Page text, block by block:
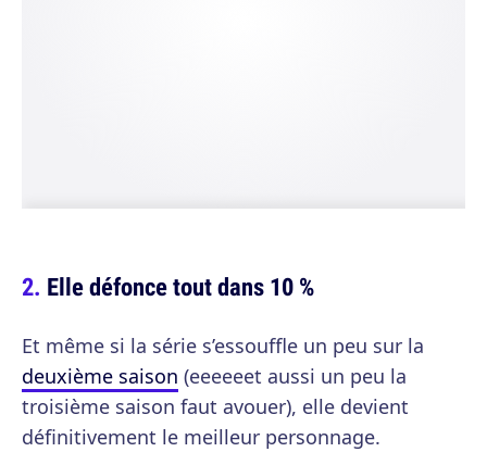
Elle défonce tout dans 10 %
Et même si la série s’essouffle un peu sur la
deuxième saison (eeeeeet aussi un peu la
troisième saison faut avouer), elle devient
définitivement le meilleur personnage.